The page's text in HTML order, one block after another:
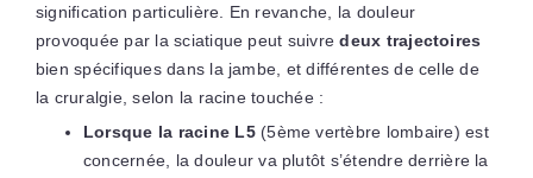
signification particulière. En revanche, la douleur
provoquée par la sciatique peut suivre deux trajectoires
bien spécifiques dans la jambe, et différentes de celle de
la cruralgie, selon la racine touchée :
Lorsque la racine L5(5ème vertèbre lombaire) est
concernée, la douleur va plutôt s’étendre derrière la